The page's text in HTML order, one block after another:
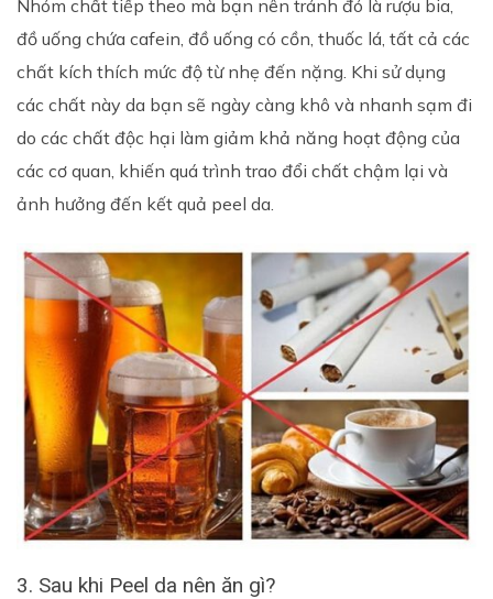
Nhóm chất tiếp theo mà bạn nên tránh đó là rượu bia,
đồ uống chứa cafein, đồ uống có cồn, thuốc lá, tất cả các
chất kích thích mức độ từ nhẹ đến nặng. Khi sử dụng
các chất này da bạn sẽ ngày càng khô và nhanh sạm đi
do các chất độc hại làm giảm khả năng hoạt động của
các cơ quan, khiến quá trình trao đổi chất chậm lại và
ảnh hưởng đến kết quả peel da.
3. Sau khi Peel da nên ăn gì?